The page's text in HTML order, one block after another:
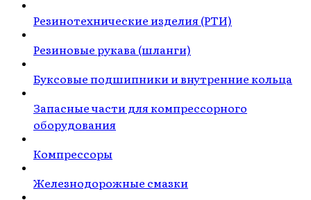
Резинотехнические изделия (РТИ)
Резиновые рукава (шланги)
Буксовые подшипники и внутренние кольца
Запасные части для компрессорного
оборудования
Компрессоры
Железнодорожные смазки